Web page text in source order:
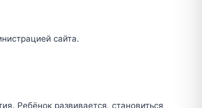
сайта.
Ребёнок развивается, становиться